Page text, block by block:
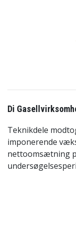
Di
Teknikdele
imponerende
nettoomsætning